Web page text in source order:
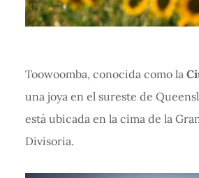
Toowoomba, conocida como la
una joya en el sureste de
está ubicada en la cima de la
Divisoria.